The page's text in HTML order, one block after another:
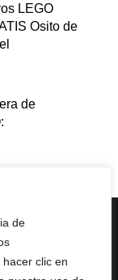
de
clic en
LEGO
Osito de
de